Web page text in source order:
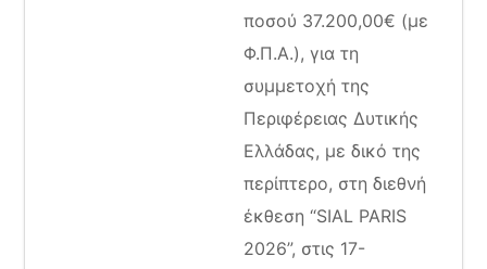
ποσού 37.200,00€ (με
Φ.Π.Α.), για τη
συμμετοχή της
Περιφέρειας Δυτικής
Ελλάδας, με δικό της
περίπτερο, στη διεθνή
έκθεση “SIAL PARIS
2026”, στις 17-